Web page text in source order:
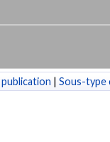
| Sous-type